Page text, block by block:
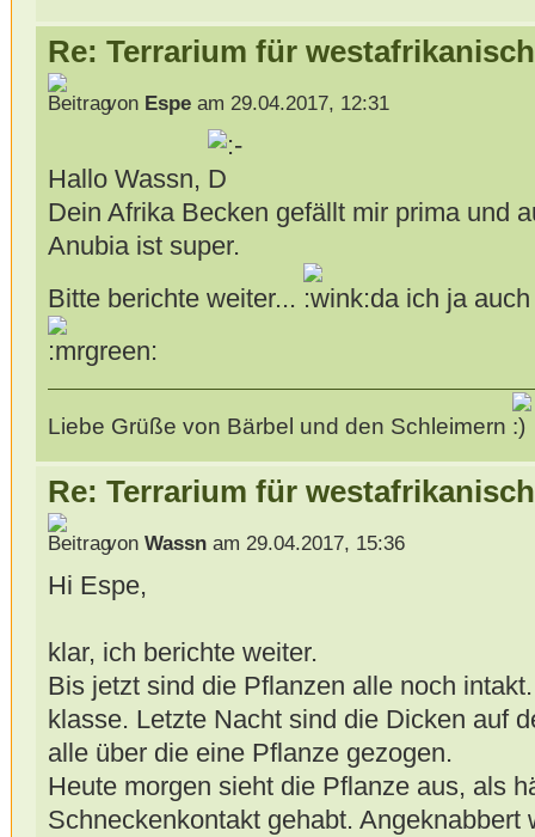
Re: Terrarium für
von Espeam 29.04.2017, 12:31
Hallo Wassn,
Dein Afrika Becken gefällt mir prima und
Anubia ist super.
Bitte berichte weiter...
da ich ja auch
Liebe Grüße von Bärbel und den Schleimern
Re: Terrarium für
von Wassnam 29.04.2017, 15:36
Hi Espe,
klar, ich berichte weiter.
Bis jetzt sind die Pflanzen alle noch
klasse. Letzte Nacht sind die Dicken auf
alle über die eine Pflanze gezogen.
Heute morgen sieht die Pflanze aus, als
Schneckenkontakt gehabt. Angeknabbert